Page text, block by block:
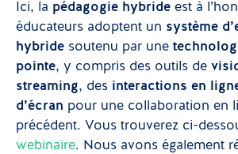
Ici, la pédagogie hybride est à
éducateurs adoptent un système
hybride soutenu par une
pointe, y compris des outils de
streaming, des interactions en
d’écran pour une collaboration en
précédent. Vous trouverez ci-
webinaire. Nous avons également